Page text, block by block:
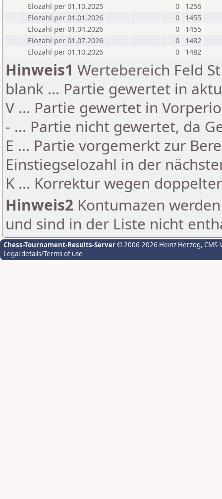
Elozahl per 01.10.2025
0
1256
Elozahl per 01.01.2026
0
1455
Elozahl per 01.04.2026
0
1455
Elozahl per 01.07.2026
0
1482
Elozahl per 01.10.2026
0 1482
Hinweis1 Wertebereich Feld
blank ... Partie gewertet in
V ... Partie gewertet in
- ... Partie nicht gewertet, da
E ... Partie vorgemerkt zur
Einstiegselozahl in der
K ... Korrektur wegen
Hinweis2 Kontumazen
und sind in der Liste nicht
Chess-Tournament-Results-Server© 2006-2026 Heinz Herzog,
Legal details/Terms of use